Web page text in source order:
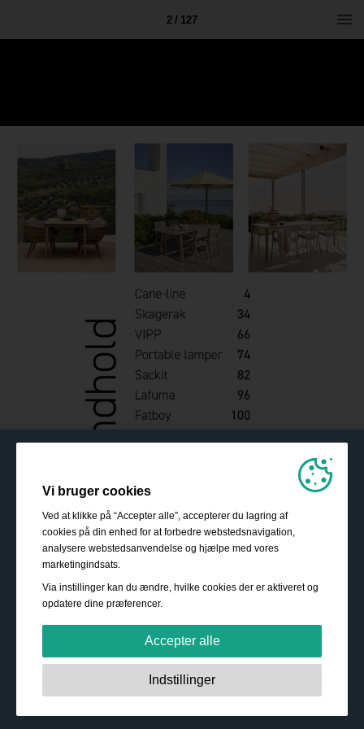
2 / 127
Vi bruger cookies
Ved at klikke på “Accepter alle”, accepterer du lagring af
cookies på din enhed for at forbedre webstedsnavigation,
analysere webstedsanvendelse og hjælpe med vores
marketingindsats.
Via instillinger kan du ændre, hvilke cookies der er aktiveret og
opdatere dine præferencer.
Accepter alle
Strengt nødvendige:
Disse cookies er essentielle for at
sikre grundlæggende funktionalitet såsom navigation,
Indstillinger